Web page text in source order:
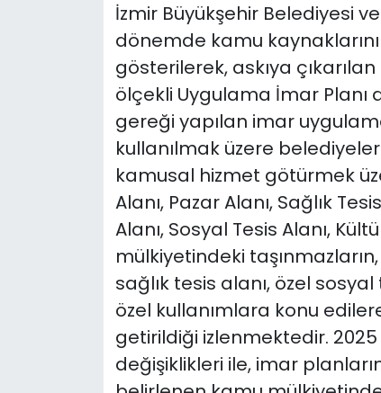
İzmir Büyükşehir Belediyesi
dönemde kamu
gösterilerek, askıya
ölçekli Uygulama İmar Planı
gereği yapılan imar
kullanılmak üzere
kamusal hizmet götürmek
Alanı, Pazar Alanı, Sağlık
Alanı, Sosyal Tesis Alanı,
mülkiyetindeki
sağlık tesis alanı, özel
özel kullanımlara konu
getirildiği izlenmektedir. 2025
değişiklikleri ile, imar